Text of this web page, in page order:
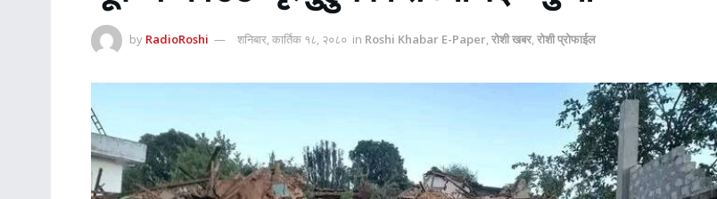
by RadioRoshi शनिबार, कार्तिक १८, २०८० in Roshi Khabar E-Paper,रोशी खबर,रोशी प्रोफाईल